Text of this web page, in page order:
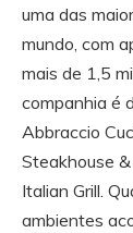
uma das
mundo, com
mais de 1,5
companhia é
Abbraccio
Steakhouse
Italian Grill.
ambientes